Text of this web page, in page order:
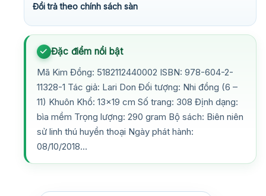
Đổi trả theo chính sách sàn
Đặc điểm nổi bật
Mã Kim Đồng: 5182112440002 ISBN: 978-604-2-
11328-1 Tác giả: Lari Don Đối tượng: Nhi đồng (6 –
11) Khuôn Khổ: 13×19 cm Số trang: 308 Định dạng:
bìa mềm Trọng lượng: 290 gram Bộ sách: Biên niên
sử linh thú huyền thoại Ngày phát hành:
08/10/2018…